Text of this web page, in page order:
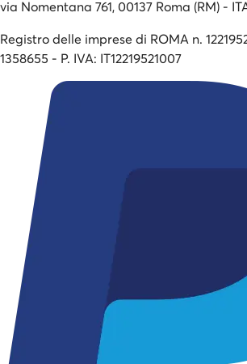
via Nomentana 761, 00137 Roma (RM) -
Registro delle imprese di ROMA n.
1358655 - P. IVA: IT12219521007